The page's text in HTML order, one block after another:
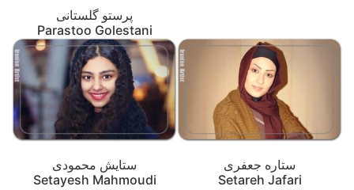
پرستو گلستانی
Parastoo Golestani
ستاره جعفری
Setareh Jafari
ستایش محمودی
Setayesh Mahmoudi